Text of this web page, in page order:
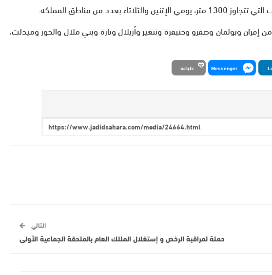
وبولمان وصفرو وخنيفرة وتنغير وأزيلال وتازة وبني ملال والحوز وميدلت،
Messenger طباعة
التالي
حملة لمراقبة الرخص و إستغلال المللك العام بالملحقة الجماعية الأولى